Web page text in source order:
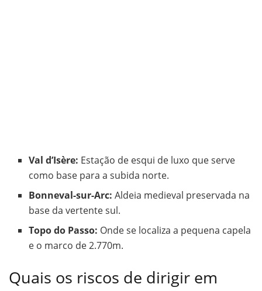
Val d’Isère: Estação de esqui de luxo que serve
como base para a subida norte.
Bonneval-sur-Arc: Aldeia medieval preservada na
base da vertente sul.
Topo do Passo: Onde se localiza a pequena capela
e o marco de 2.770m.
Quais os riscos de dirigir em